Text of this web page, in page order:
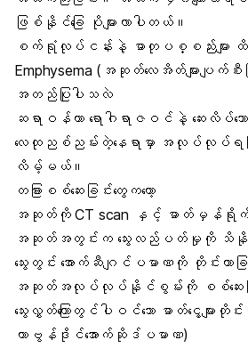
ဖြစ်နိုင်ခြေ ပိုများလာပါတယ်။
စက်ရုံလုပ်ငန်းနဲ့ ဓာတုပစ္စည်းများ ထိတွ
Emphysema (အဆုတ်လေအိတ်များပျက်
အတည်ပြုပါသလဲ
ဆရာဝန်ဟာ ရောဂါရာဇဝင်နဲ့ ဆေးလိပ်
လေထုညစ်ညမ်းတဲ့နေရာမှာ အလုပ်လုပ်ရခြ
လိမ့်မယ်။
တခြားစစ်ဆေးခြင်းတွေကတော့
အဆုတ်ကို CT scan နှင့် ဓာတ်မှန်ရိုက်
အဆုတ်အတွင်းက သွေးလည်ပတ်မှုကို သိနိုင်
သွေးတွင်း အောက်ဆီဂျင်ပမာဏ ကို တိုင်းတာခ
အဆုတ်အလုပ်လုပ်နိုင်စွမ်းကို စစ်ဆေးခ
သွေးလွှတ်ကြောတွင်ပါဝင်သော ဓာတ်ငွေ့များတို
ကာဗွန်ဒိုင်အောက်ဆိုဒ်ပမာဏ)